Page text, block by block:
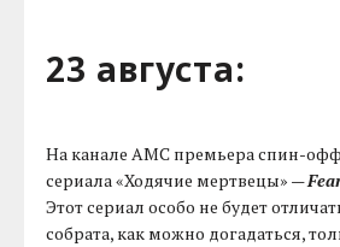
23 августа:
На канале AMC премьера спин-
сериала «Ходячие мертвецы» —
Этот сериал особо не будет
собрата, как можно догадаться,